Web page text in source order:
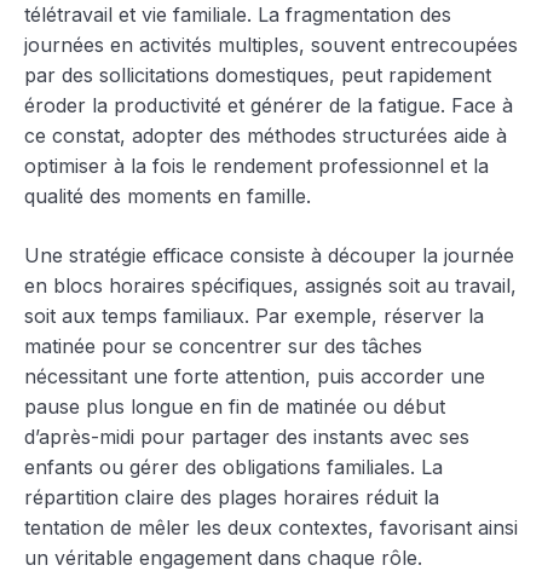
télétravail et vie familiale. La fragmentation des
journées en activités multiples, souvent entrecoupées
par des sollicitations domestiques, peut rapidement
éroder la productivité et générer de la fatigue. Face à
ce constat, adopter des méthodes structurées aide à
optimiser à la fois le rendement professionnel et la
qualité des moments en famille.
Une stratégie efficace consiste à découper la journée
en blocs horaires spécifiques, assignés soit au travail,
soit aux temps familiaux. Par exemple, réserver la
matinée pour se concentrer sur des tâches
nécessitant une forte attention, puis accorder une
pause plus longue en fin de matinée ou début
d’après-midi pour partager des instants avec ses
enfants ou gérer des obligations familiales. La
répartition claire des plages horaires réduit la
tentation de mêler les deux contextes, favorisant ainsi
un véritable engagement dans chaque rôle.